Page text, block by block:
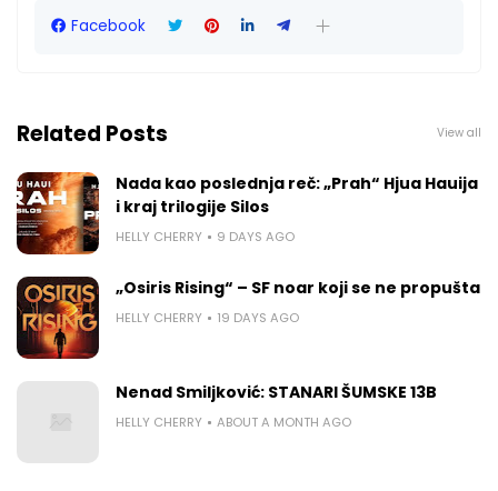
Facebook
Related Posts View all
Nada kao poslednja reč: „Prah“ Hjua Hauija
i kraj trilogije Silos
HELLY CHERRY 9 DAYS AGO
„Osiris Rising“ – SF noar koji se ne propušta
HELLY CHERRY 19 DAYS AGO
Nenad Smiljković: STANARI ŠUMSKE 13B
HELLY CHERRY ABOUT A MONTH AGO